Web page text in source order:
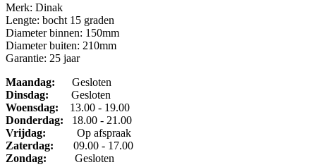
Merk: Dinak
Lengte: bocht 15 graden
Diameter binnen: 150mm
Diameter buiten: 210mm
Garantie: 25 jaar
Maandag: Gesloten
Dinsdag: Gesloten
Woensdag: 13.00 - 19.00
Donderdag: 18.00 - 21.00
Vrijdag:
Op afspraak
Zaterdag: 09.00 - 17.00
Zondag: Gesloten